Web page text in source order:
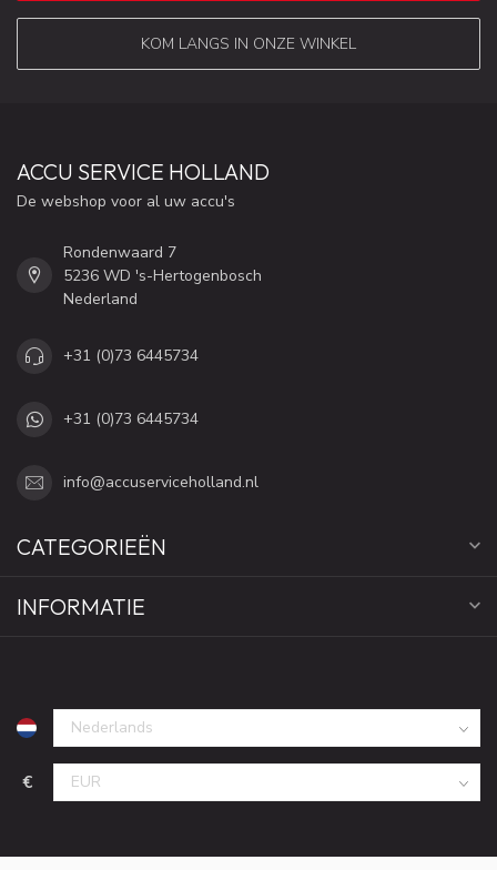
KOM LANGS IN ONZE WINKEL
ACCU SERVICE HOLLAND
De webshop voor al uw accu's
Rondenwaard 7
5236 WD 's-Hertogenbosch
Nederland
+31 (0)73 6445734
+31 (0)73 6445734
info@accuserviceholland.nl
CATEGORIEËN
INFORMATIE
€